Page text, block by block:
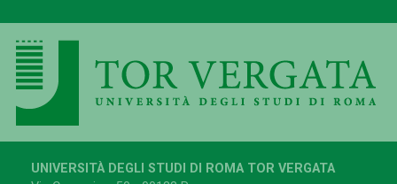
UNIVERSITÀ DEGLI STUDI DI ROMA TOR VERGATA